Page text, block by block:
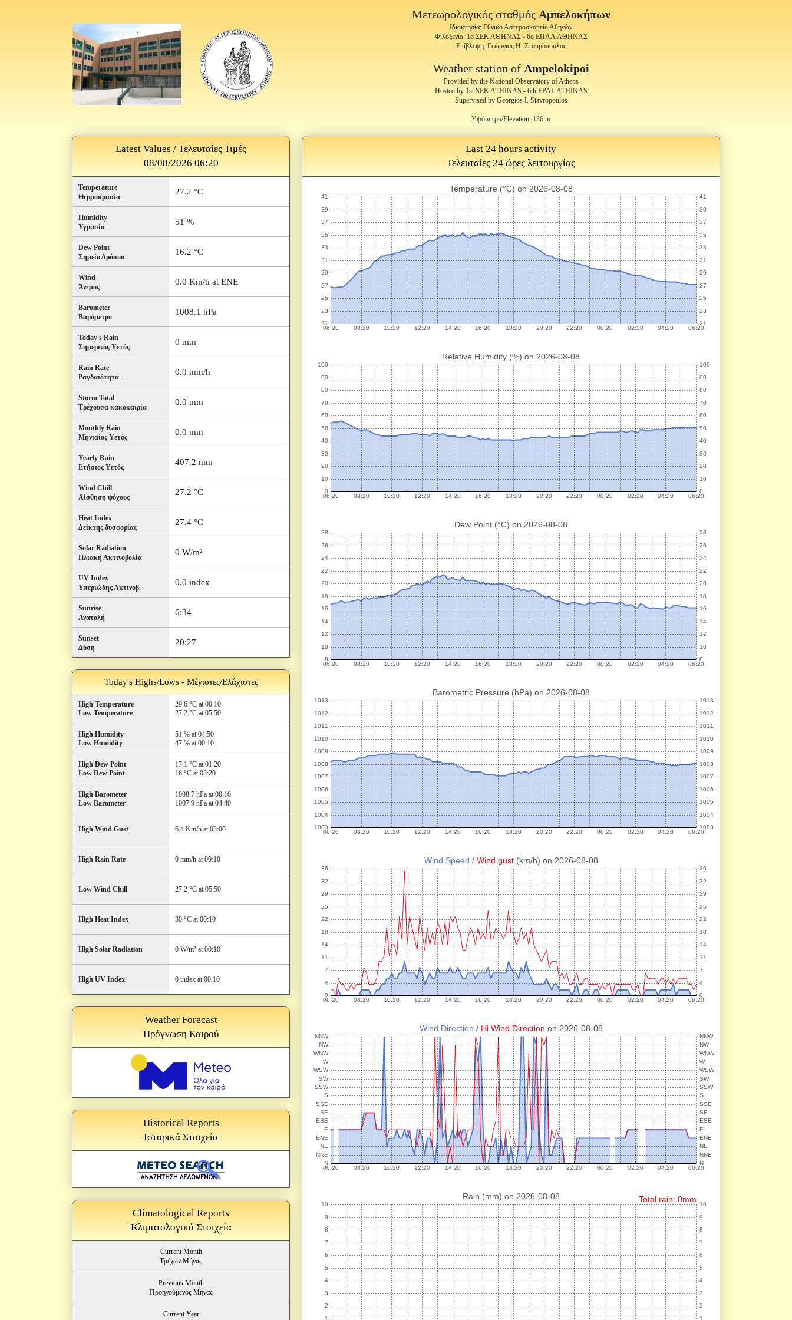
Μετεωρολογικός σταθμός Αμπελοκήπων
Ιδιοκτησία: Εθνικό Αστεροσκοπείο Αθηνών
Φιλοξενία: 1ο ΣΕΚ ΑΘΗΝΑΣ - 6ο ΕΠΑΛ ΑΘΗΝΑΣ
Επίβλεψη: Γεώργιος Η. Σταυρόπουλος
Weather station of Ampelokipoi
Provided by the National Observatory of Athens
Hosted by 1st SEK ATHINAS - 6th EPAL ATHINAS
Supervised by Georgios I. Stavropoulos
Υψόμετρο/Elevation: 136 m
Latest Values / Τελευταίες Τιμές
08/08/2026 06:20
Temperature
Θερμοκρασία
27.2 °C
Humidity
Υγρασία
51 %
Dew Point
Σημείο Δρόσου
16.2 °C
Wind
Άνεμος
0.0 Km/h at ENE
Barometer
Βαρόμετρο
1008.1 hPa
Today's Rain
Σημερινός Υετός
0 mm
Rain Rate
Ραγδαιότητα
0.0 mm/h
Storm Total
Τρέχουσα κακοκαιρία
0.0 mm
Monthly Rain
Μηνιαίος Υετός
0.0 mm
Yearly Rain
Ετήσιος Υετός
407.2 mm
Wind Chill
Αίσθηση ψύχους
27.2 °C
Heat Index
Δείκτης δυσφορίας
27.4 °C
Solar Radiation
Ηλιακή Ακτινοβολία
0 W/m²
UV Index
Υπεριώδης Ακτινοβ.
0.0 index
Sunrise
Ανατολή
6:34
Sunset
Δύση
20:27
Today's Highs/Lows - Μέγιστες/Ελάχιστες
High Temperature
Low Temperature
29.6 °C at 00:10
27.2 °C at 05:50
High Humidity
Low Humidity
51 % at 04:50
47 % at 00:10
High Dew Point
Low Dew Point
17.1 °C at 01:20
16 °C at 03:20
High Barometer
Low Barometer
1008.7 hPa at 00:10
1007.9 hPa at 04:40
High Wind Gust 6.4 Km/h at 03:00
High Rain Rate 0 mm/h at 00:10
Low Wind Chill 27.2 °C at 05:50
High Heat Index 30 °C at 00:10
High Solar Radiation 0 W/m² at 00:10
High UV Index 0 index at 00:10
Weather Forecast
Πρόγνωση Καιρού
Historical Reports
Ιστορικά Στοιχεία
Climatological Reports
Κλιματολογικά Στοιχεία
Current Month
Τρέχων Μήνας
Previous Month
Προηγούμενος Μήνας
Current Year
Last 24 hours activity
Τελευταίες 24 ώρες λειτουργίας